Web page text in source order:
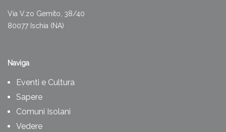
Via V.zo Gemito, 38/40
80077 Ischia (NA)
Naviga
Eventi e Cultura
Sapere
Comuni Isolani
Vedere